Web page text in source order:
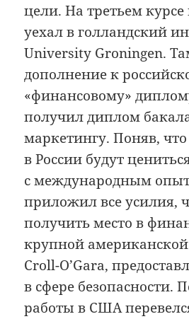
цели. На третьем
уехал в голландский
University Groningen.
дополнение к
«финансовому»
получил диплом
маркетингу. Поняв,
в России будут
с международным
приложил все усилия,
получить место в
крупной
Croll-O’Gara,
в сфере безопасности.
работы в США